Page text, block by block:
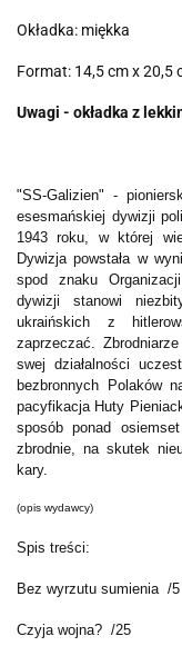
Okładka: miękka
Format: 14,5 cm x 20,5
Uwagi - okładka z
"SS-Galizien" -
esesmańskiej dywizji
1943 roku, w której
Dywizja powstała w
spod znaku
dywizji stanowi
ukraińskich z
zaprzeczać.
swej działalności
bezbronnych Polaków
pacyfikacja Huty
sposób ponad
zbrodnie, na skutek
kary.
(opis wydawcy)
Spis treści:
Bez wyrzutu sumienia /5
Czyja wojna? /25